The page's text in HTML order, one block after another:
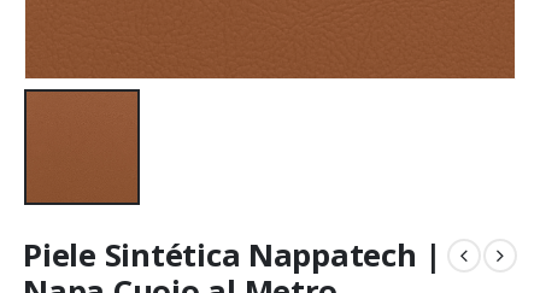
Piele Sintética Nappatech |